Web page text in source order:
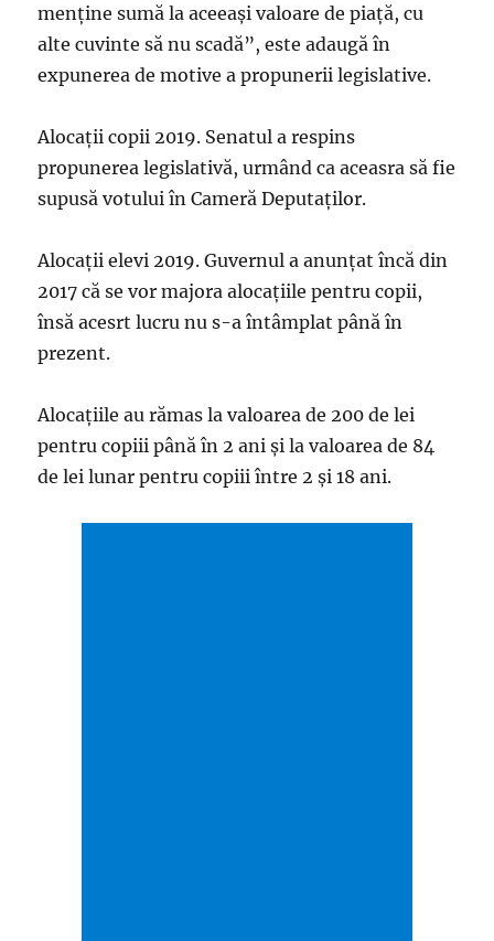
menține sumă la aceeași valoare de piață, cu
alte cuvinte să nu scadă”, este adaugă în
expunerea de motive a propunerii legislative.
Alocații copii 2019. Senatul a respins
propunerea legislativă, urmând ca aceasra să fie
supusă votului în Cameră Deputaților.
Alocații elevi 2019. Guvernul a anunțat încă din
2017 că se vor majora alocațiile pentru copii,
însă acesrt lucru nu s-a întâmplat până în
prezent.
Alocațiile au rămas la valoarea de 200 de lei
pentru copiii până în 2 ani și la valoarea de 84
de lei lunar pentru copiii între 2 și 18 ani.